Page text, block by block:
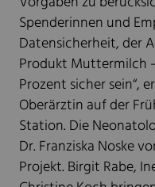
Spenderinnen und
Datensicherheit, der
Produkt Muttermilch
Prozent sicher sein“,
Oberärztin auf der
Station. Die
Dr. Franziska Noske
Projekt. Birgit Rabe,